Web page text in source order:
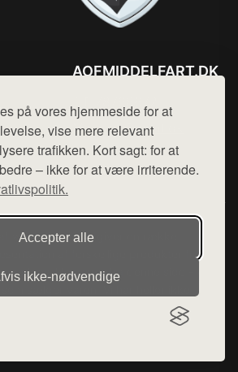
på vores hjemmeside for at
vise mere relevant
trafikken. Kort sagt: for at
– ikke for at være irriterende.
Accepter alle
ikke‑nødvendige
AOFMIDDELFART.DK
Mail: hej@want.dk
Cookie- og privatlivspolitik
want.dk, der udgiver en række
af forskellige produkter fra
sælges ikke varer fra denne side - vi
sælger varen. Vi har heller ikke